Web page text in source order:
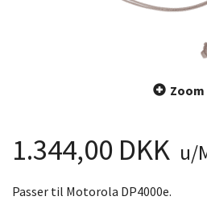
Zoom
1.344,00 DKK u/
Passer til Motorola DP4000e.